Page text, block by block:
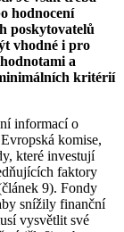
hodnocení
poskytovatelů
vhodné i pro
a
kritérií
informací o
komise,
které investují
faktory
9). Fondy
snížily finanční
vysvětlit své